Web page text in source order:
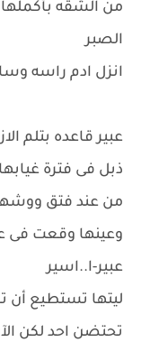
من الشقه
الصبر
انزل ادم راسه
عبير قاعده بتلم
ذبل فى فترة
من عند فتق
وعينها وقعت
عبير-ا..اسير
ليتها تستطيع أن
تحتضن احد لكن